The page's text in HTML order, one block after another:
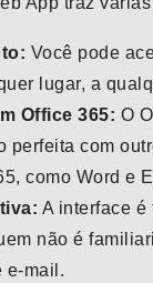
Você pode
lugar, a
Office 365: O
perfeita com
como Word e
A interface é
não é
e-mail.